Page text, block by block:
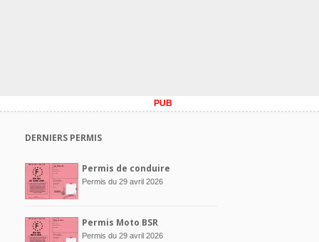
PUB
DERNIERS PERMIS
Permis de conduire
Permis du 29 avril 2026
Permis Moto BSR
Permis du 29 avril 2026